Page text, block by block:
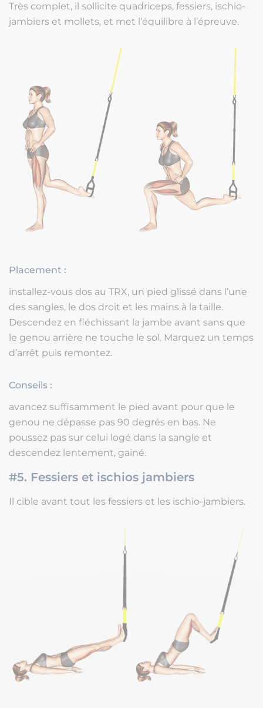
Très complet, il sollicite quadriceps, fessiers, ischio-
jambiers et mollets, et met l’équilibre à l’épreuve.
Placement :
installez-vous dos au TRX, un pied glissé dans l’une
des sangles, le dos droit et les mains à la taille.
Descendez en fléchissant la jambe avant sans que
le genou arrière ne touche le sol. Marquez un temps
d’arrêt puis remontez.
Conseils :
avancez suffisamment le pied avant pour que le
genou ne dépasse pas 90 degrés en bas. Ne
poussez pas sur celui logé dans la sangle et
descendez lentement, gainé.
#5. Fessiers et ischios jambiers
Il cible avant tout les fessiers et les ischio-jambiers.